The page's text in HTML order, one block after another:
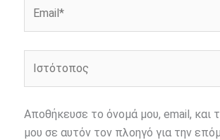
Αποθήκευσε το όνομά μου, email, και
μου σε αυτόν τον πλοηγό για την